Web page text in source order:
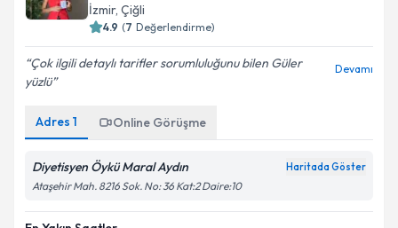
İzmir, Çiğli
4.9 (7 Değerlendirme)
Çok ilgili detaylı tarifler sorumluluğunu bilen Güler
yüzlü
Devamı
Adres 1 Online Görüşme
Diyetisyen Öykü Maral Aydın Haritada Göster
Ataşehir Mah. 8216 Sok. No: 36 Kat:2 Daire:10